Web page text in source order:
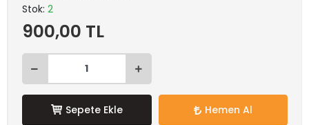
Stok: 2
900,00 TL
Sepete Ekle Hemen Al